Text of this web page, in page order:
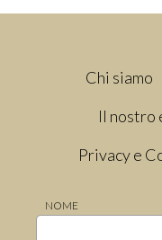
Chi siamo
Il nostro
Privacy e
NOME